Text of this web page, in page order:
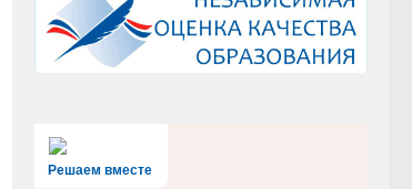
Решаем вместе